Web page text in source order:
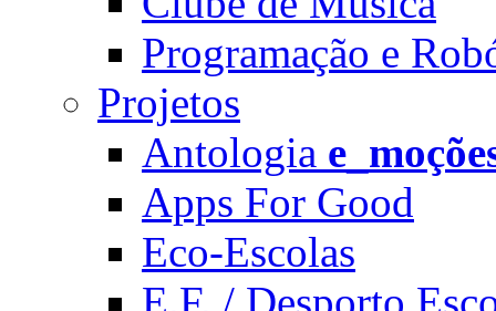
Programação e
Projetos
Antologia
Apps For Good
Eco-Escolas
E.F. / Desporto